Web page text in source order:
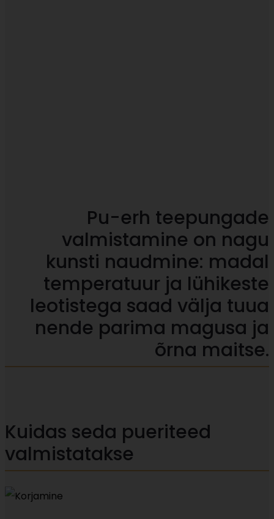
Pu-erh teepungade
valmistamine on nagu
kunsti naudmine: madal
temperatuur ja lühikeste
leotistega saad välja tuua
nende parima magusa ja
õrna maitse.
Kuidas seda pueriteed
valmistatakse